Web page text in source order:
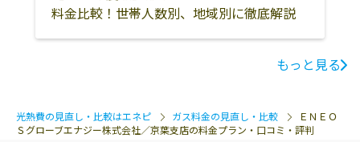
料金比較！世帯人数別、地域別に徹底解説
もっと見る
光熱費の見直し・比較はエネピ ガス料金の見直し・比較
ＥＮＥＯ
Ｓグローブエナジー株式会社／京葉支店の料金プラン・口コミ・評判